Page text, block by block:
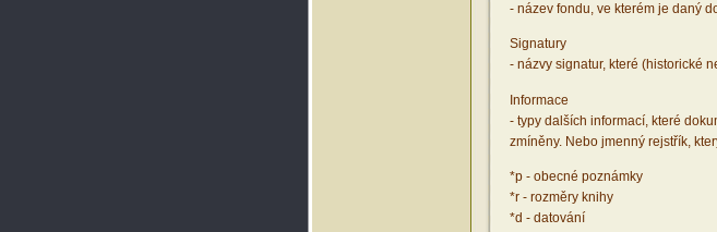
- název fondu, ve kterém je daný
Signatury
- názvy signatur, které (historické
Informace
- typy dalších informací, které
zmíněny. Nebo jmenný rejstřík,
*p - obecné poznámky
*r - rozměry knihy
*d - datování